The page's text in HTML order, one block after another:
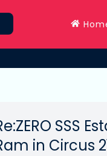
SSS
in Circus